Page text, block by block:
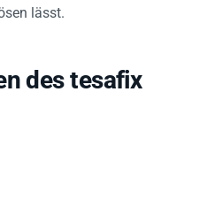
lässt.
des tesafix